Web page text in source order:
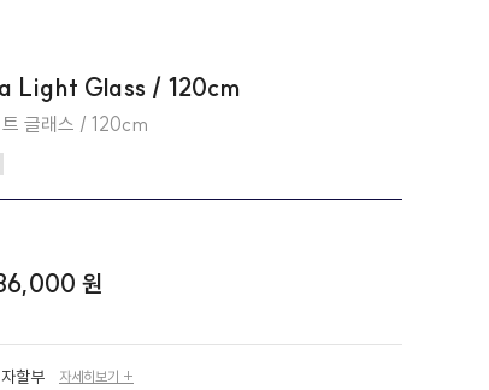
Light Glass / 120cm
글래스 / 120cm
원
할부 자세히보기 +